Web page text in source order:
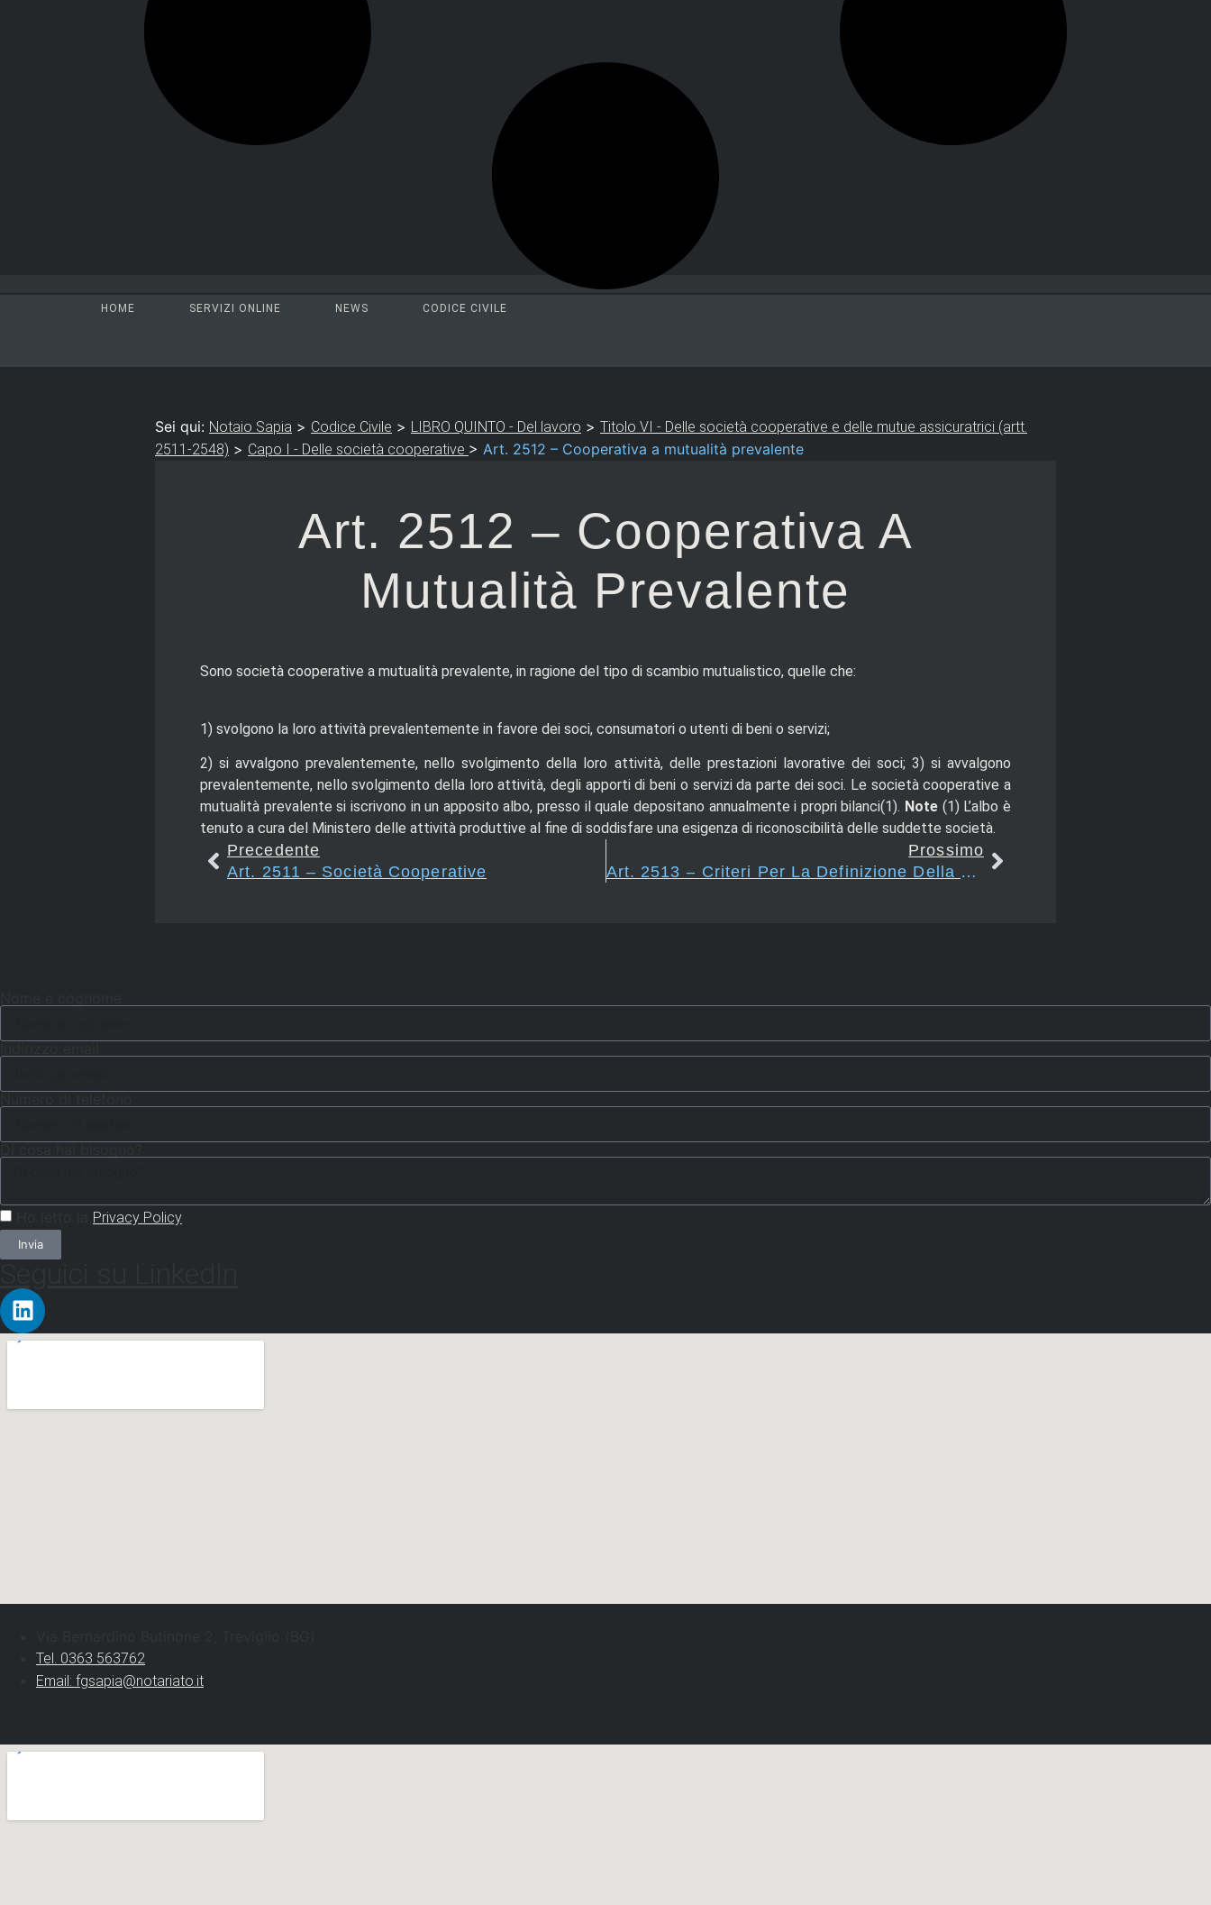
HOME SERVIZI ONLINE NEWS CODICE CIVILE
Sei qui: Notaio Sapia > Codice Civile > LIBRO QUINTO - Del lavoro > Titolo VI - Delle società cooperative e delle mutue assicuratrici (artt.
2511-2548) > Capo I - Delle società cooperative > Art. 2512 – Cooperativa a mutualità prevalente
Art. 2512 – Cooperativa A
Mutualità Prevalente
Sono società cooperative a mutualità prevalente, in ragione del tipo di scambio mutualistico, quelle che:
1) svolgono la loro attività prevalentemente in favore dei soci, consumatori o utenti di beni o servizi;
2) si avvalgono prevalentemente, nello svolgimento della loro attività, delle prestazioni lavorative dei soci; 3) si avvalgono
prevalentemente, nello svolgimento della loro attività, degli apporti di beni o servizi da parte dei soci. Le società cooperative a
mutualità prevalente si iscrivono in un apposito albo, presso il quale depositano annualmente i propri bilanci(1). Note (1) L’albo è
tenuto a cura del Ministero delle attività produttive al fine di soddisfare una esigenza di riconoscibilità delle suddette società.
Precedente
Art. 2511 – Società Cooperative
Prossimo
Art. 2513 – Criteri Per La Definizione Della Prevalenza
Privacy Policy
Invia
Tel. 0363 563762
Email: fgsapia@notariato.it